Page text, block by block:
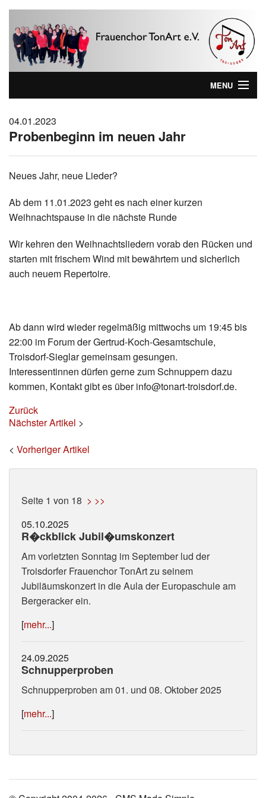
MENU
Wer sind wir ...
Lieblinks
Impressum
Datenschutz
04.01.2023
Probenbeginn im neuen Jahr
Neues Jahr, neue Lieder?
Ab dem 11.01.2023 geht es nach einer kurzen
Weihnachtspause in die nächste Runde
Wir kehren den Weihnachtsliedern vorab den Rücken und
starten mit frischem Wind mit bewährtem und sicherlich
auch neuem Repertoire.
Ab dann wird wieder regelmäßig mittwochs um 19:45 bis
22:00 im Forum der Gertrud-Koch-Gesamtschule,
Troisdorf-Sieglar gemeinsam gesungen.
Interessentinnen dürfen gerne zum Schnuppern dazu
kommen, Kontakt gibt es über info@tonart-troisdorf.de.
Zurück
Nächster Artikel >
< Vorheriger Artikel
Seite 1 von 18 > >>
05.10.2025
R�ckblick Jubil�umskonzert
Am vorletzten Sonntag im September lud der
Troisdorfer Frauenchor TonArt zu seinem
Jubiläumskonzert in die Aula der Europaschule am
Bergeracker ein.
[mehr...]
24.09.2025
Schnupperproben
Schnupperproben am 01. und 08. Oktober 2025
[mehr...]